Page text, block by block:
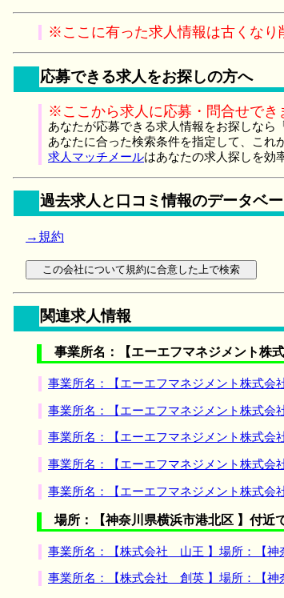
※ここに有った求人情報は古くなり
応募できる求人をお探しの方へ
※ここから求人に応募・問合せでき
あなたが応募できる求人情報をお探しなら
あなたに合った検索条件を指定して、これ
求人マッチメールはあなたの求人探しを効
過去求人と口コミ情報のデータベ
→規約
関連求人情報
事業所名：【エーエフマネジメント株
事業所名：【エーエフマネジメント株式会
事業所名：【エーエフマネジメント株式会
事業所名：【エーエフマネジメント株式会
事業所名：【エーエフマネジメント株式会
事業所名：【エーエフマネジメント株式会
場所：【神奈川県横浜市港北区 】付近
事業所名：【株式会社 山王 】場所：【神
事業所名：【株式会社 創英 】場所：【神